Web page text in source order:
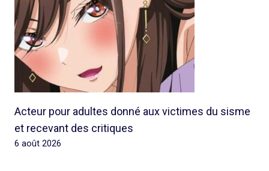
Acteur pour adultes donné aux victimes du sisme
et recevant des critiques
6 août 2026